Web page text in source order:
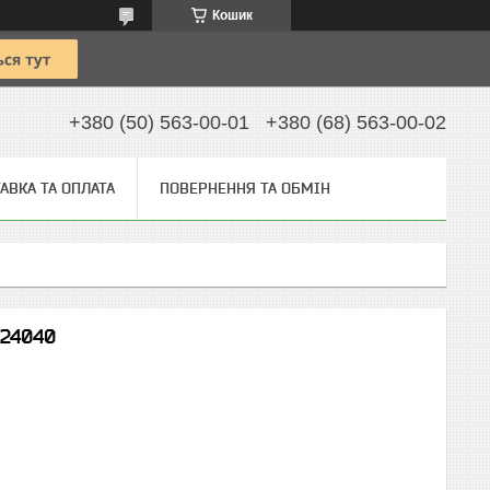
Кошик
+380 (50) 563-00-01 +380 (68) 563-00-02
ТА ОПЛАТА ПОВЕРНЕННЯ ТА ОБМІН